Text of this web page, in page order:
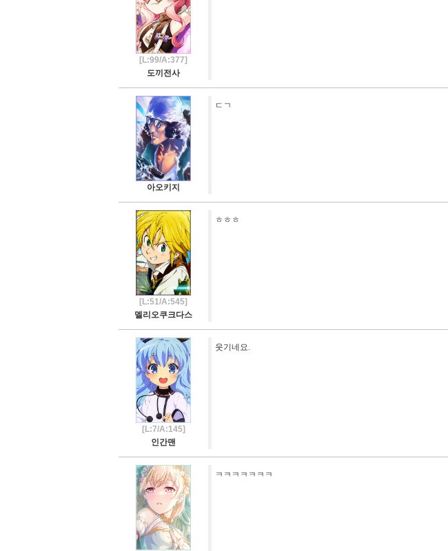
[L:99/A:377]
도끼전사
아오키지
ㄷㄱ
[L:51/A:545]
멜리오쿠크다스
ㅎㅎㅎ
[L:7/A:145]
인간맨
웃기네요.
ㅋㅋㅋㅋㅋㅋㅋ